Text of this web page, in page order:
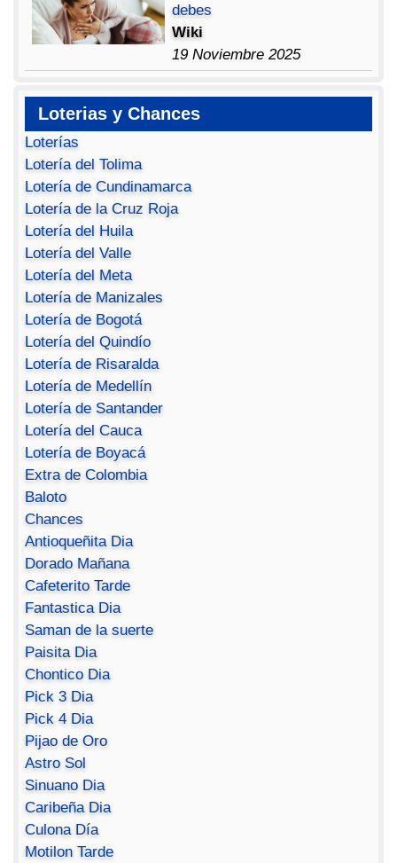
debes
Wiki
19 Noviembre 2025
Loterias y Chances
Loterías
Lotería del Tolima
Lotería de Cundinamarca
Lotería de la Cruz Roja
Lotería del Huila
Lotería del Valle
Lotería del Meta
Lotería de Manizales
Lotería de Bogotá
Lotería del Quindío
Lotería de Risaralda
Lotería de Medellín
Lotería de Santander
Lotería del Cauca
Lotería de Boyacá
Extra de Colombia
Baloto
Chances
Antioqueñita Dia
Dorado Mañana
Cafeterito Tarde
Fantastica Dia
Saman de la suerte
Paisita Dia
Chontico Dia
Pick 3 Dia
Pick 4 Dia
Pijao de Oro
Astro Sol
Sinuano Dia
Caribeña Dia
Culona Día
Motilon Tarde